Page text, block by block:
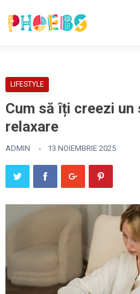
LIFESTYLE
Cum să îți creezi
relaxare
ADMIN 13 NOIEMBRIE 2025